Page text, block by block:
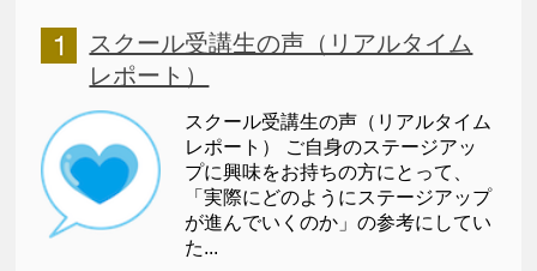
スクール受講生の声（リアルタイム
レポート）
スクール受講生の声（リアルタイム
レポート） ご自身のステージアッ
プに興味をお持ちの方にとって、
「実際にどのようにステージアップ
が進んでいくのか」の参考にしてい
た...